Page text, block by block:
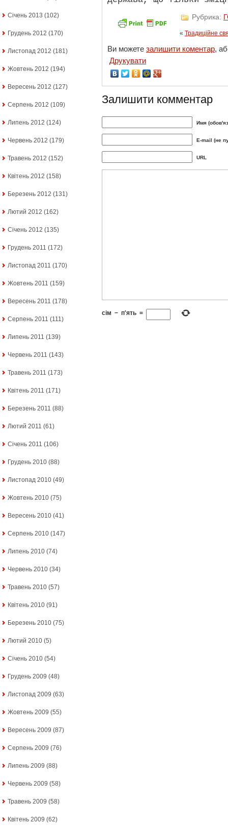
Січень 2013 (102)
Грудень 2012 (170)
Листопад 2012 (181)
Жовтень 2012 (194)
Вересень 2012 (127)
Серпень 2012 (109)
Липень 2012 (124)
Червень 2012 (179)
Травень 2012 (152)
Квітень 2012 (158)
Березень 2012 (131)
Лютий 2012 (162)
Січень 2012 (135)
Грудень 2011 (172)
Листопад 2011 (170)
Жовтень 2011 (159)
Вересень 2011 (178)
Серпень 2011 (111)
Липень 2011 (139)
Червень 2011 (143)
Травень 2011 (173)
Квітень 2011 (171)
Березень 2011 (88)
Лютий 2011 (61)
Січень 2011 (106)
Грудень 2010 (88)
Листопад 2010 (49)
Жовтень 2010 (75)
Вересень 2010 (41)
Серпень 2010 (147)
Липень 2010 (74)
Червень 2010 (34)
Травень 2010 (57)
Квітень 2010 (91)
Березень 2010 (75)
Лютий 2010 (5)
Січень 2010 (54)
Грудень 2009 (48)
Листопад 2009 (63)
Жовтень 2009 (55)
Вересень 2009 (87)
Серпень 2009 (76)
Липень 2009 (88)
Червень 2009 (58)
Травень 2009 (58)
Квітень 2009 (62)
Рубрика:
« Традиційне
Ви можете залишити коментар,
Друкувати
Залишити комментар
Имя
E-mail (не
URL
сім − п'ять =